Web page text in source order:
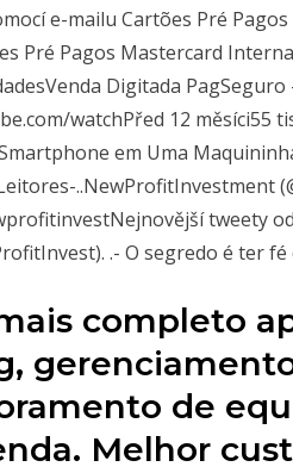
e-mailu Cartões Pré
Pré Pagos Mastercard
Digitada PagSeguro
watchPřed 12 měsíci55
em Uma
..NewProfitInvestment
tweety
.- O segredo é ter
completo
de
Melhor